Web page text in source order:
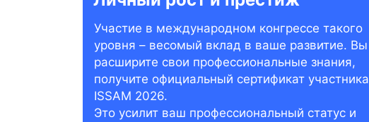
Участие в международном конгрессе такого
уровня – весомый вклад в ваше развитие. Вы
расширите свои профессиональные знания,
получите официальный сертификат участника
ISSAM 2026.
Это усилит ваш профессиональный статус и